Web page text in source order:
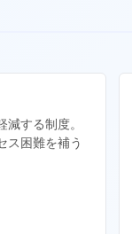
する制度。
ス困難を補う